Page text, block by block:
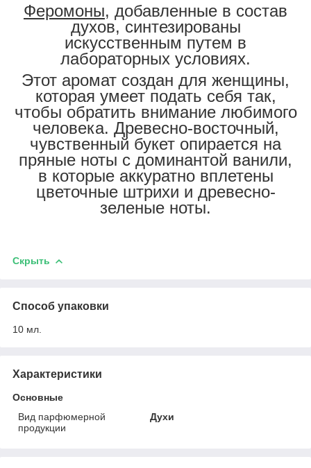
Феромоны, добавленные в состав
духов,синтезированы
искусственным путем в
лабораторных условиях.
Этот аромат создан для женщины,
которая умеет подать себя так,
чтобы обратить внимание любимого
человека. Древесно-восточный,
чувственный букет опирается на
пряные ноты с доминантой ванили,
в которые аккуратно вплетены
цветочные штрихи и древесно-
зеленые ноты.
Скрыть
Способ упаковки
10 мл.
Характеристики
Основные
Вид парфюмерной
продукции
Духи